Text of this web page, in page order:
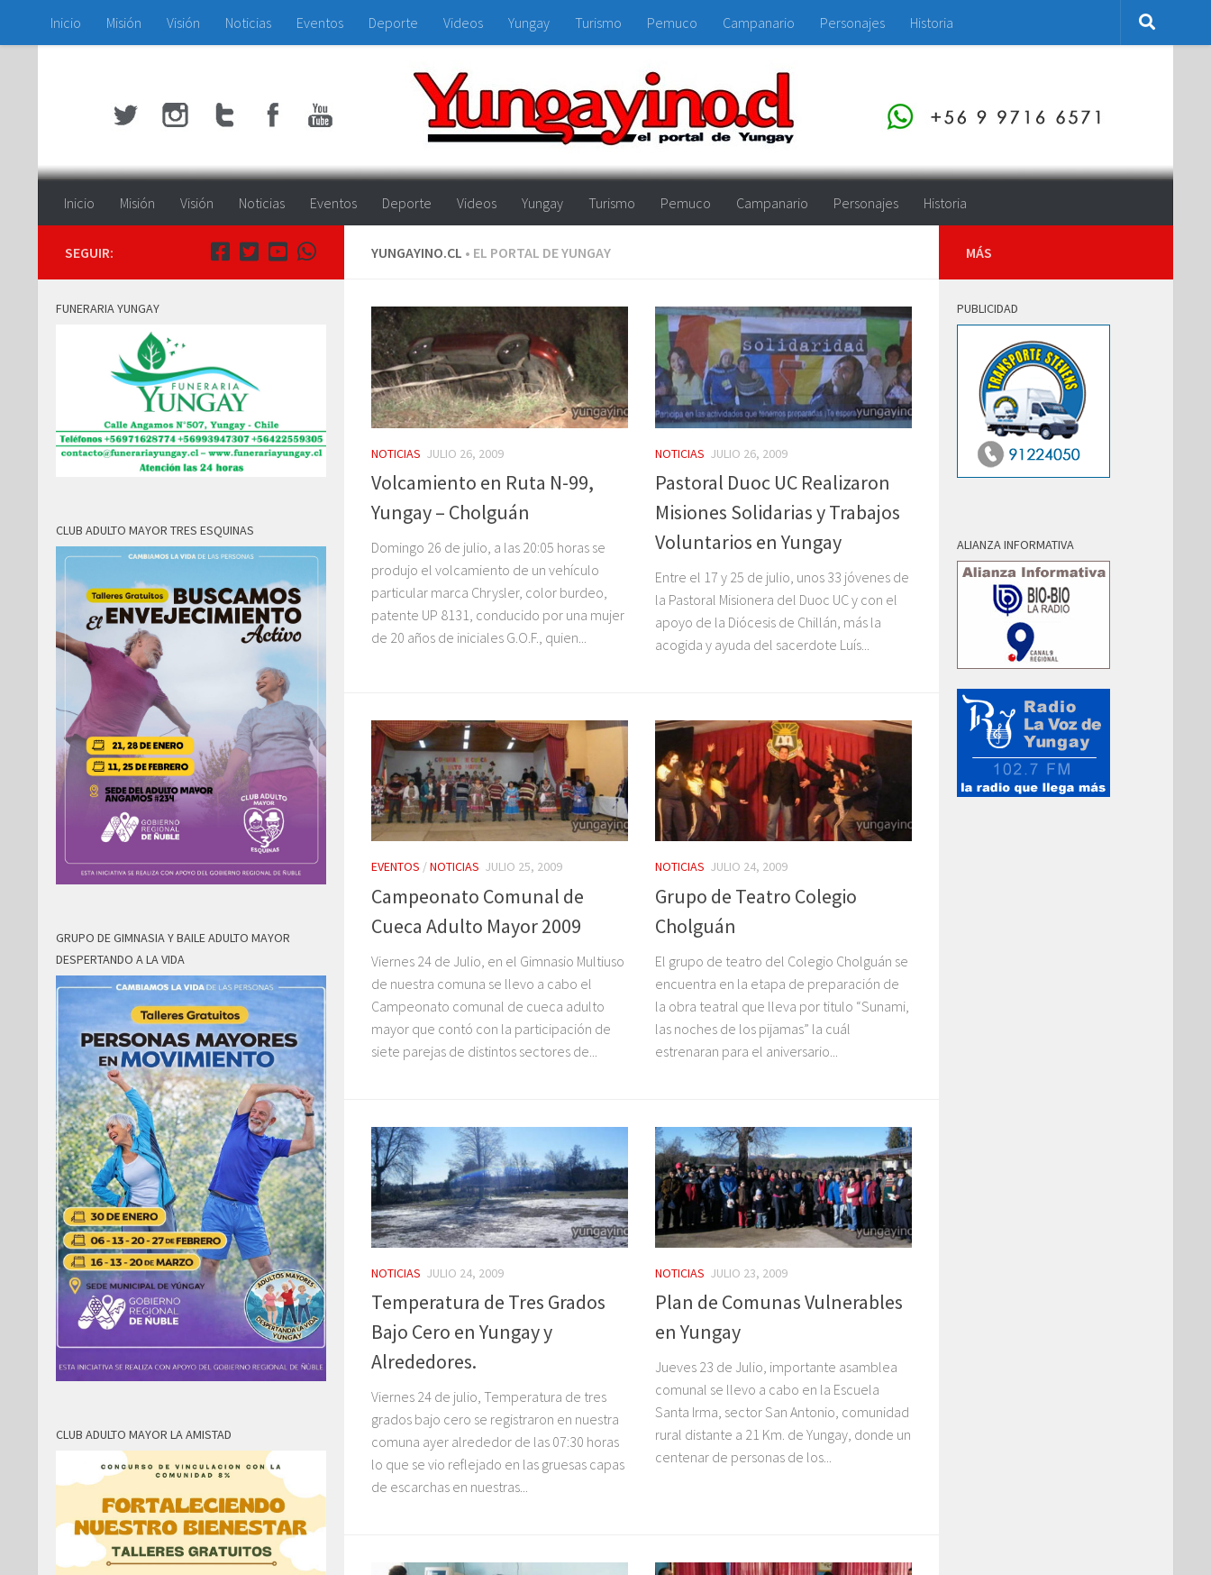
Saltar al contenido
Inicio Misión Visión Noticias Eventos Deporte Videos Yungay Turismo Pemuco Campanario Personajes Historia
Inicio Misión Visión Noticias Eventos Deporte Videos Yungay Turismo Pemuco Campanario Personajes Historia
YUNGAYINO.CL • EL PORTAL DE YUNGAY
NOTICIAS JULIO 26, 2009
Volcamiento en Ruta N-99,
Yungay – Cholguán
Domingo 26 de julio, a las 20:05 horas se
produjo el volcamiento de un vehículo
particular marca Chrysler, color burdeo,
patente UP 8131, conducido por una mujer
de 20 años de iniciales G.O.F., quien...
NOTICIAS JULIO 26, 2009
Pastoral Duoc UC Realizaron
Misiones Solidarias y Trabajos
Voluntarios en Yungay
Entre el 17 y 25 de julio, unos 33 jóvenes de
la Pastoral Misionera del Duoc UC y con el
apoyo de la Diócesis de Chillán, más la
acogida y ayuda del sacerdote Luís...
EVENTOS /NOTICIAS JULIO 25, 2009
Campeonato Comunal de
Cueca Adulto Mayor 2009
Viernes 24 de Julio, en el Gimnasio Multiuso
de nuestra comuna se llevo a cabo el
Campeonato comunal de cueca adulto
mayor que contó con la participación de
siete parejas de distintos sectores de...
NOTICIAS JULIO 24, 2009
Grupo de Teatro Colegio
Cholguán
El grupo de teatro del Colegio Cholguán se
encuentra en la etapa de preparación de
la obra teatral que lleva por titulo “Sunami,
las noches de los pijamas” la cuál
estrenaran para el aniversario...
NOTICIAS JULIO 24, 2009
Temperatura de Tres Grados
Bajo Cero en Yungay y
Alrededores.
Viernes 24 de julio, Temperatura de tres
grados bajo cero se registraron en nuestra
comuna ayer alrededor de las 07:30 horas
lo que se vio reflejado en las gruesas capas
de escarchas en nuestras...
NOTICIAS JULIO 23, 2009
Plan de Comunas Vulnerables
en Yungay
Jueves 23 de Julio, importante asamblea
comunal se llevo a cabo en la Escuela
Santa Irma, sector San Antonio, comunidad
rural distante a 21 Km. de Yungay, donde un
centenar de personas de los...
SEGUIR:
FUNERARIA YUNGAY
CLUB ADULTO MAYOR TRES ESQUINAS
GRUPO DE GIMNASIA Y BAILE ADULTO MAYOR
DESPERTANDO A LA VIDA
CLUB ADULTO MAYOR LA AMISTAD
MÁS
PUBLICIDAD
ALIANZA INFORMATIVA